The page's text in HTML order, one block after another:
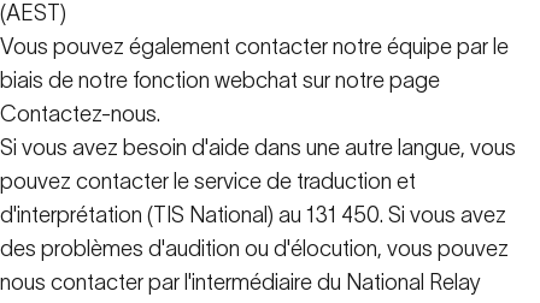
(AEST)
Vous pouvez également contacter notre équipe par le
biais de notre fonction webchat sur notre page
Contactez-nous.
Si vous avez besoin d'aide dans une autre langue, vous
pouvez contacter le service de traduction et
d'interprétation (TIS National) au 131 450. Si vous avez
des problèmes d'audition ou d'élocution, vous pouvez
nous contacter par l'intermédiaire du National Relay